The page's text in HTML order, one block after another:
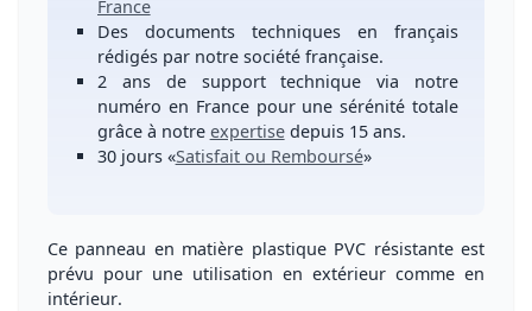
France
Des documents techniques en français
rédigés par notre société française.
2 ans de support technique via notre
numéro en Francepour unesérénité totale
grâce à notre expertisedepuis 15 ans.
30 jours «Satisfait ou Remboursé»
Ce panneau en matière plastique PVC résistanteest
prévu pour une utilisation en extérieur comme en
intérieur.